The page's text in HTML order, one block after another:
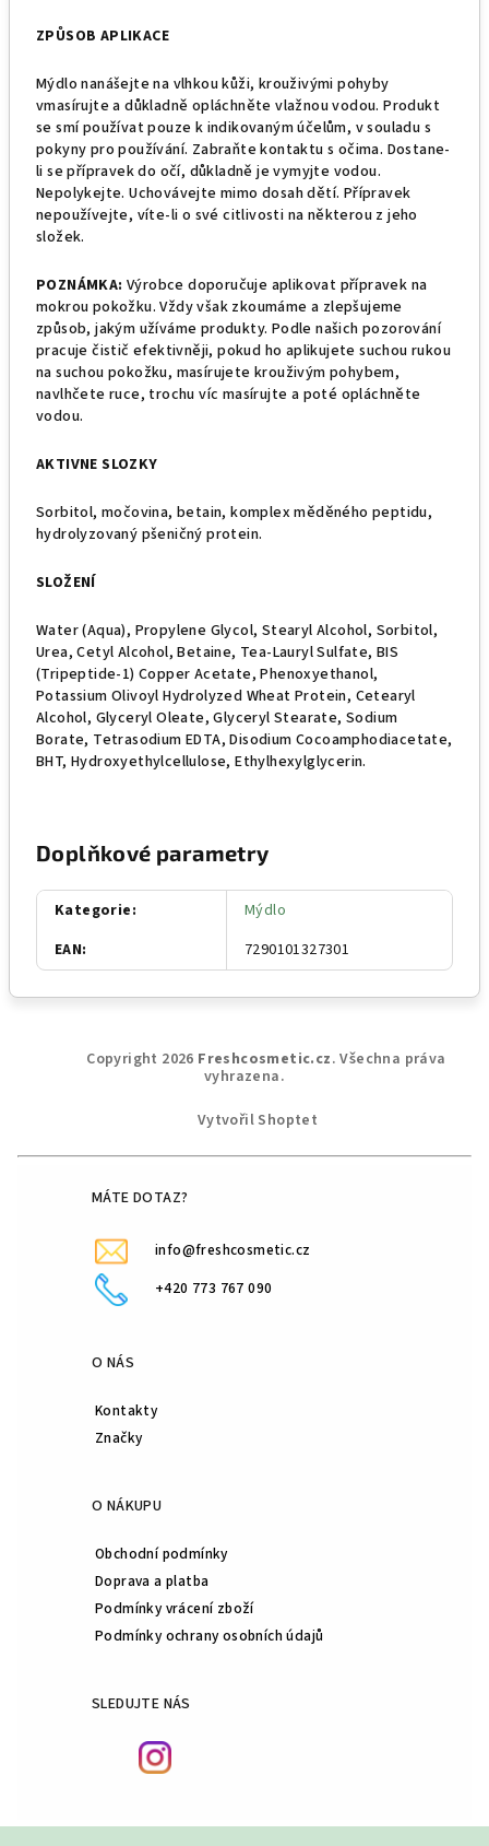
ZPŮSOB APLIKACE
Mýdlo nanášejte na vlhkou kůži, krouživými pohyby
vmasírujte a důkladně opláchněte vlažnou vodou. Produkt
se smí používat pouze k indikovaným účelům, v souladu s
pokyny pro používání. Zabraňte kontaktu s očima. Dostane-
li se přípravek do očí, důkladně je vymyjte vodou.
Nepolykejte. Uchovávejte mimo dosah dětí. Přípravek
nepoužívejte, víte-li o své citlivosti na některou z jeho
složek.
POZNÁMKA: Výrobce doporučuje aplikovat přípravek na
mokrou pokožku. Vždy však zkoumáme a zlepšujeme
způsob, jakým užíváme produkty. Podle našich pozorování
pracuje čistič efektivněji, pokud ho aplikujete suchou rukou
na suchou pokožku, masírujete krouživým pohybem,
navlhčete ruce, trochu víc masírujte a poté opláchněte
vodou.
AKTIVNE SLOZKY
Sorbitol, močovina, betain, komplex měděného peptidu,
hydrolyzovaný pšeničný protein.
SLOŽENÍ
Water (Aqua), Propylene Glycol, Stearyl Alcohol, Sorbitol,
Urea, Cetyl Alcohol, Betaine, Tea-Lauryl Sulfate, BIS
(Tripeptide-1) Copper Acetate, Phenoxyethanol,
Potassium Olivoyl Hydrolyzed Wheat Protein, Cetearyl
Alcohol, Glyceryl Oleate, Glyceryl Stearate, Sodium
Borate, Tetrasodium EDTA, Disodium Cocoamphodiacetate,
BHT, Hydroxyethylcellulose, Ethylhexylglycerin.
Doplňkové parametry
Kategorie:
Mýdlo
EAN: 7290101327301
Copyright 2026 Freshcosmetic.cz. Všechna práva
vyhrazena.
Vytvořil Shoptet
MÁTE DOTAZ?
info@freshcosmetic.cz
+420 773 767 090
O NÁS
Kontakty
Značky
O NÁKUPU
Obchodní podmínky
Doprava a platba
Podmínky vrácení zboží
Podmínky ochrany osobních údajů
SLEDUJTE NÁS